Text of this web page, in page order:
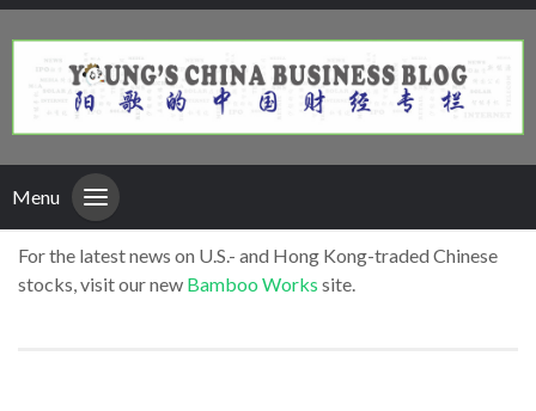
Menu
For the latest news on U.S.- and Hong Kong-traded Chinese
stocks, visit our new Bamboo Works site.